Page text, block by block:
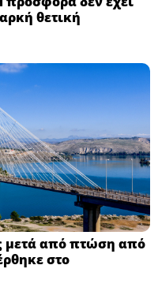
θετική
μετά από πτώση από
στο